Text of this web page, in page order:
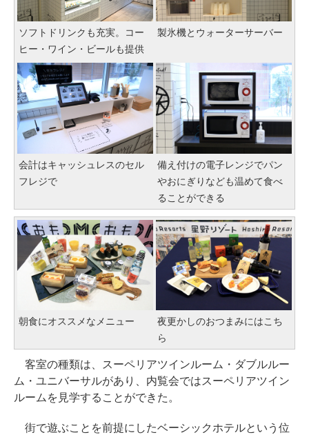
ソフトドリンクも充実。コー
ヒー・ワイン・ビールも提供
製氷機とウォーターサーバー
会計はキャッシュレスのセル
フレジで
備え付けの電子レンジでパン
やおにぎりなども温めて食べ
ることができる
朝食にオススメなメニュー
夜更かしのおつまみにはこち
ら
客室の種類は、スーペリアツインルーム・ダブルルー
ム・ユニバーサルがあり、内覧会ではスーペリアツイン
ルームを見学することができた。
街で遊ぶことを前提にしたベーシックホテルという位